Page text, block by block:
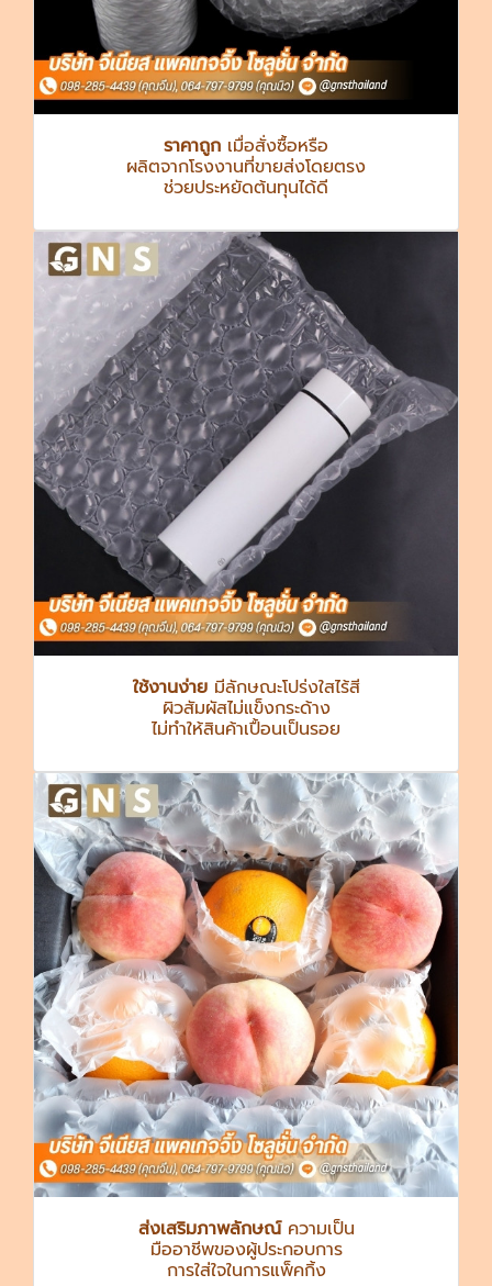
ราคาถูก เมื่อสั่งซื้อหรือ
ผลิตจากโรงงานที่ขายส่งโดยตรง
ช่วยประหยัดต้นทุนได้ดี
ใช้งานง่ายมีลักษณะโปร่งใสไร้สี
ผิวสัมผัสไม่แข็งกระด้าง
ไม่ทำให้สินค้าเปื้อนเป็นรอย
ส่งเสริมภาพลักษณ์ ความเป็น
มืออาชีพของผู้ประกอบการ
การใส่ใจในการแพ็คกิ้ง